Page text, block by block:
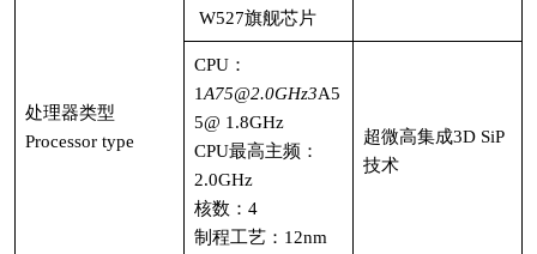
处理器类型
Processor type
W527旗舰芯片
CPU：
1A75@2.0GHz3A5
5@ 1.8GHz
CPU最高主频：
2.0GHz
核数：4
制程工艺：12nm
超微高集成3D SiP
技术